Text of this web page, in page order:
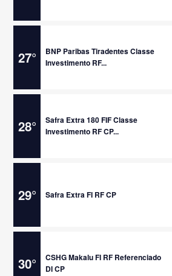
27°
BNP Paribas Tiradentes Classe
Investimento RF...
28°
Safra Extra 180 FIF Classe
Investimento RF CP...
29° Safra Extra FI RF CP
30°
CSHG Makalu FI RF Referenciado
DI CP